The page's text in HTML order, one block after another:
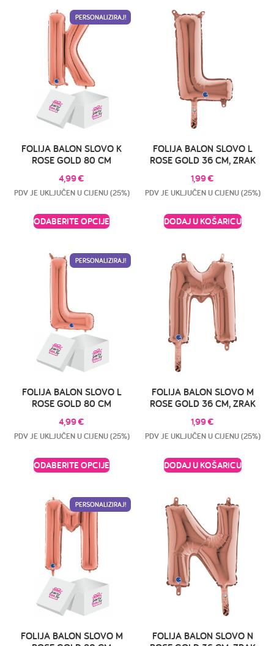
PERSONALIZIRAJ!
FOLIJA BALON SLOVO K
ROSE GOLD 80 CM
4,99€
PDV JE UKLJUČEN U CIJENU (25%)
ODABERITE OPCIJE
FOLIJA BALON SLOVO L
ROSE GOLD 36 CM, ZRAK
1,99€
PDV JE UKLJUČEN U CIJENU (25%)
DODAJ U KOŠARICU
PERSONALIZIRAJ!
FOLIJA BALON SLOVO L
ROSE GOLD 80 CM
4,99€
PDV JE UKLJUČEN U CIJENU (25%)
ODABERITE OPCIJE
FOLIJA BALON SLOVO M
ROSE GOLD 36 CM, ZRAK
1,99€
PDV JE UKLJUČEN U CIJENU (25%)
DODAJ U KOŠARICU
PERSONALIZIRAJ!
FOLIJA BALON SLOVO M
FOLIJA BALON SLOVO N